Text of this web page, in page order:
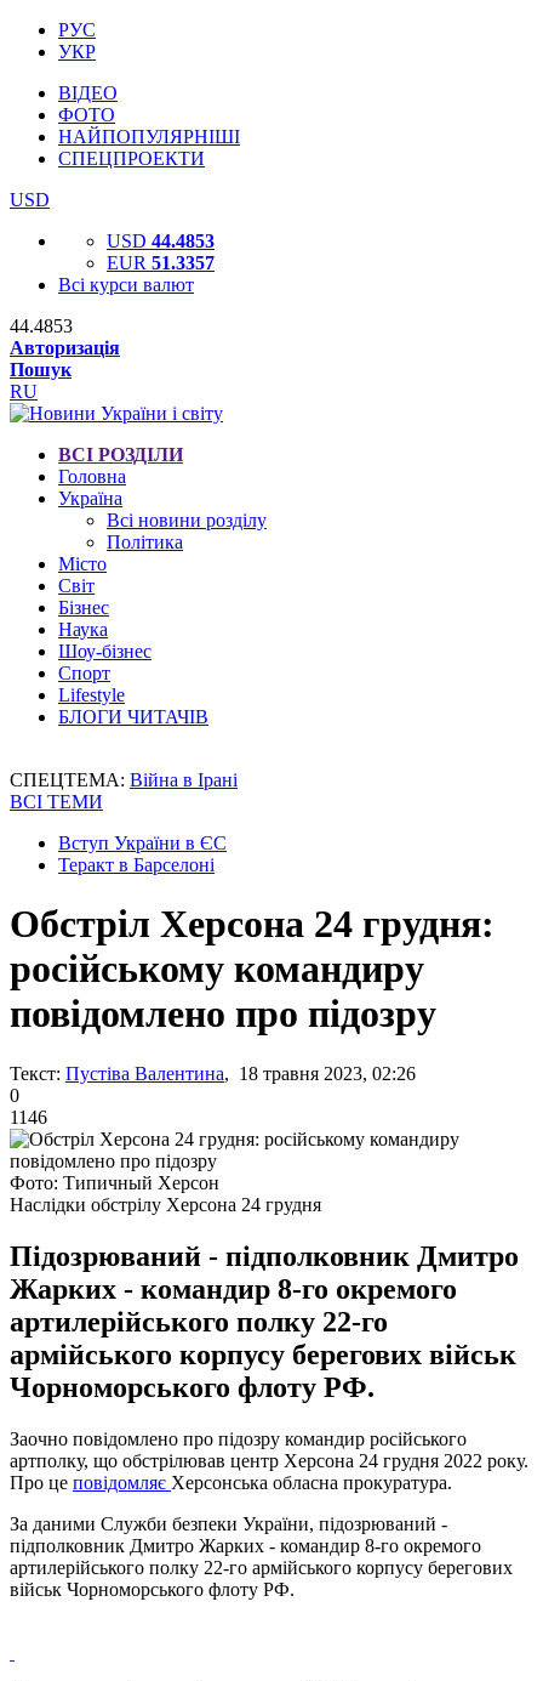
РУС
УКР
ВІДЕО
ФОТО
НАЙПОПУЛЯРНІШІ
СПЕЦПРОЕКТИ
USD
USD 44.4853
EUR 51.3357
Всі курси валют
44.4853
Авторизація
Пошук
RU
ВСІ РОЗДІЛИ
Головна
Україна
Всі новини розділу
Політика
Місто
Світ
Бізнес
Наука
Шоу-бізнес
Спорт
Lifestyle
БЛОГИ ЧИТАЧІВ
СПЕЦТЕМА: Війна в Ірані
ВСІ ТЕМИ
Вступ України в ЄС
Теракт в Барселоні
Обстріл Херсона 24 грудня:
російському командиру
повідомлено про підозру
Текст: Пустіва Валентина, 18 травня 2023, 02:26
0
1146
Фото: Типичный Херсон
Наслідки обстрілу Херсона 24 грудня
Підозрюваний - підполковник Дмитро
Жарких - командир 8-го окремого
артилерійського полку 22-го
армійського корпусу берегових військ
Чорноморського флоту РФ.
Заочно повідомлено про підозру командир російського
артполку, що обстрілював центр Херсона 24 грудня 2022 року.
Про це повідомляє Херсонська обласна прокуратура.
За даними Служби безпеки України, підозрюваний -
підполковник Дмитро Жарких - командир 8-го окремого
артилерійського полку 22-го армійського корпусу берегових
військ Чорноморського флоту РФ.